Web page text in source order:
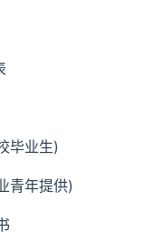
毕业生)
青年提供)